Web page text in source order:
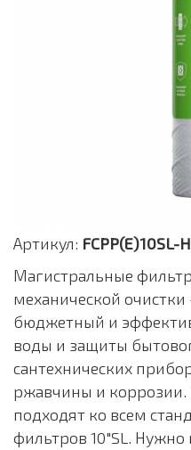
Артикул: FCPP(E)10SL-
Магистральные
механической
бюджетный и
воды и защиты
сантехнических
ржавчины и коррозии.
подходят ко всем
фильтров 10"SL. Нужно